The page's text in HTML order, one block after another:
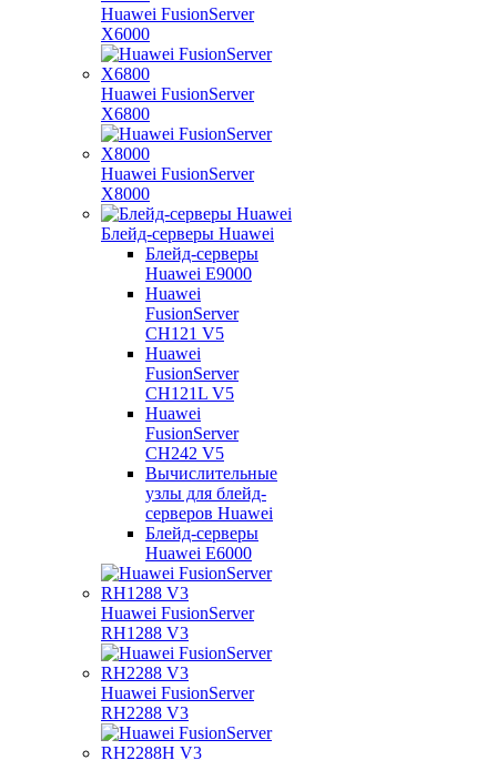
Huawei FusionServer
X6000
Huawei FusionServer
X6800
Huawei FusionServer
X8000
Блейд-серверы Huawei
Блейд-серверы
Huawei E9000
Huawei
FusionServer
CH121 V5
Huawei
FusionServer
CH121L V5
Huawei
FusionServer
CH242 V5
Вычислительные
узлы для блейд-
серверов Huawei
Блейд-серверы
Huawei E6000
Huawei FusionServer
RH1288 V3
Huawei FusionServer
RH2288 V3